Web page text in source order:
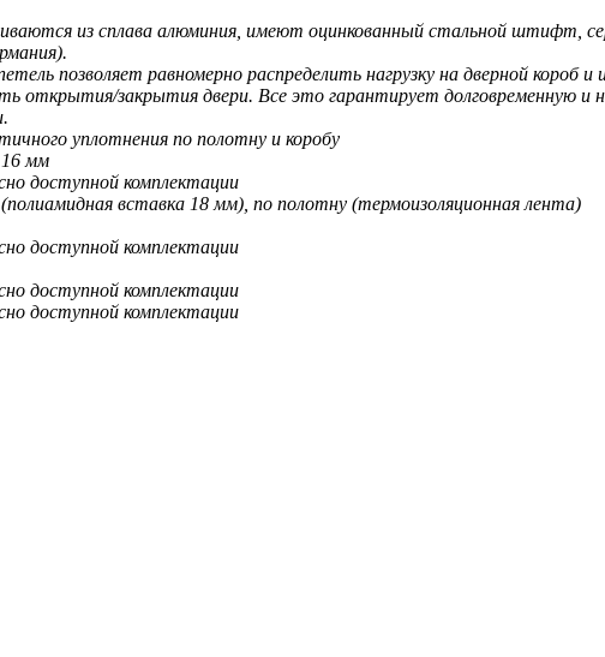
из сплава алюминия, имеют оцинкованный стальной штифт,
позволяет равномерно распределить нагрузку на дверной короб
открытия/закрытия двери. Все это гарантирует долговременную и
уплотнения по полотну и коробу
мм
доступной комплектации
вставка 18 мм), по полотну (термоизоляционная лента)
доступной комплектации
доступной комплектации
доступной комплектации